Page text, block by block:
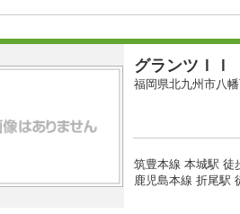
グランツＩＩ
福岡県北九州市八
筑豊本線 本城駅 徒
鹿児島本線 折尾駅